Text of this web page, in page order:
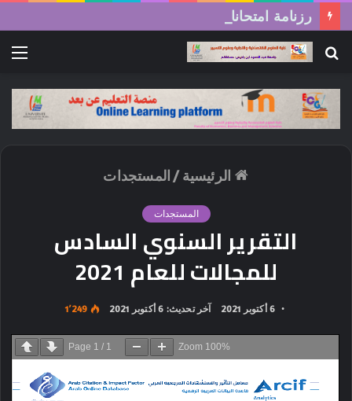
بحث
الرئيسية / المستجدات
المستجدات
التقرير السنوي السادس
للمجالات للعام 2021
6 أكتوبر 2021 آخر تحديث: 6 أكتوبر 2021 1٬249
Page 1 / 1 Zoom 100%